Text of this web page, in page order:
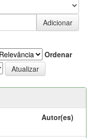
Ordenar
Autor(es)